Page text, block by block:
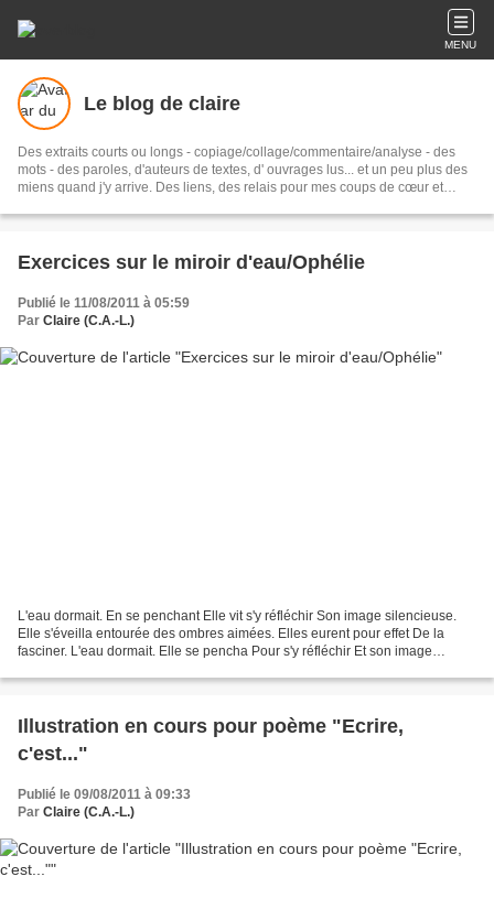
MENU
Le blog de claire
Des extraits courts ou longs - copiage/collage/commentaire/analyse - des
mots - des paroles, d'auteurs de textes, d' ouvrages lus... et un peu plus des
miens quand j'y arrive. Des liens, des relais pour mes coups de cœur et
Exercices sur le miroir d'eau/Ophélie
Publié le 11/08/2011 à 05:59
Par Claire (C.A.-L.)
L'eau dormait. En se penchant Elle vit s'y réfléchir Son image silencieuse.
Elle s'éveilla entourée des ombres aimées. Elles eurent pour effet De la
fasciner. L'eau dormait. Elle se pencha Pour s'y réfléchir Et son image
Illustration en cours pour poème "Ecrire,
c'est..."
Publié le 09/08/2011 à 09:33
Par Claire (C.A.-L.)